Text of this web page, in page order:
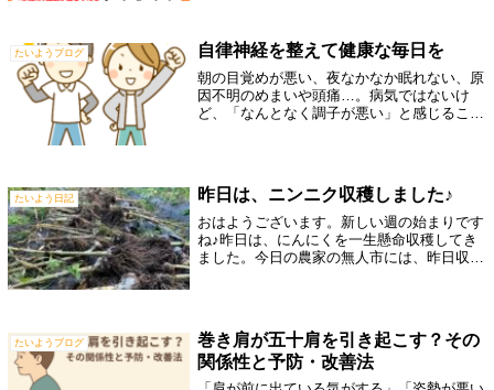
ます。そんな感じで、電気も波で表現されて
おり...
たいようブログ 自律神経を整えて健康な毎日を
朝の目覚めが悪い、夜なかなか眠れない、原
因不明のめまいや頭痛…。病気ではないけ
ど、「なんとなく調子が悪い」と感じること
副...
たいよう日記 昨日は、ニンニク収穫しました♪
おはようございます。新しい週の始まりです
ね♪昨日は、にんにくを一生懸命収穫してき
ました。今日の農家の無人市には、昨日収穫
♪...
たいようブログ
巻き肩が五十肩を引き起こす？その
関係性と予防・改善法